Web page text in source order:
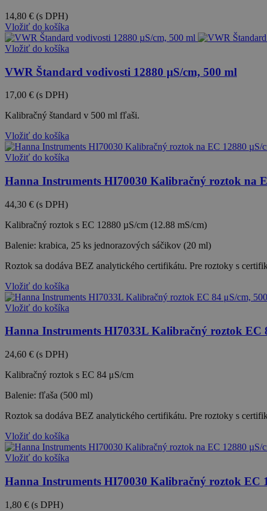
14,80 € (s DPH)
Vložiť do košíka
Vložiť do košíka
VWR Štandard vodivosti 12880 µS/cm, 500 ml
17,00 € (s DPH)
Kalibračný štandard v 500 ml fľaši.
Vložiť do košíka
Vložiť do košíka
Hanna Instruments HI70030 Kalibračný roztok na
44,30 € (s DPH)
Kalibračný roztok s EC 12880 µS/cm (12.88 mS/cm)
Balenie: krabica, 25 ks jednorazových sáčikov (20 ml)
Roztok sa dodáva BEZ analytického certifikátu. Pre roztoky s
Vložiť do košíka
Vložiť do košíka
Hanna Instruments HI7033L Kalibračný roztok EC
24,60 € (s DPH)
Kalibračný roztok s EC 84 μS/cm
Balenie: fľaša (500 ml)
Roztok sa dodáva BEZ analytického certifikátu. Pre roztoky s
Vložiť do košíka
Vložiť do košíka
Hanna Instruments HI70030 Kalibračný roztok EC
1,80 € (s DPH)